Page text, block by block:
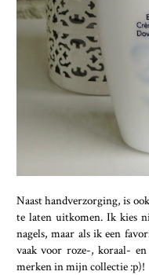
Naast handverzorging, is
te laten uitkomen. Ik kies
nagels, maar als ik een
vaak voor roze-, koraal-
merken in mijn collectie :p)!